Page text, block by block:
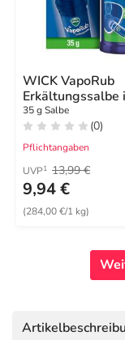
WICK VapoRub
Erkältungssalbe
Applikator
35 g Salbe
(0)
Pflichtangaben
UVP1 13,99 €
9,94 €
(284,00 €/1 kg)